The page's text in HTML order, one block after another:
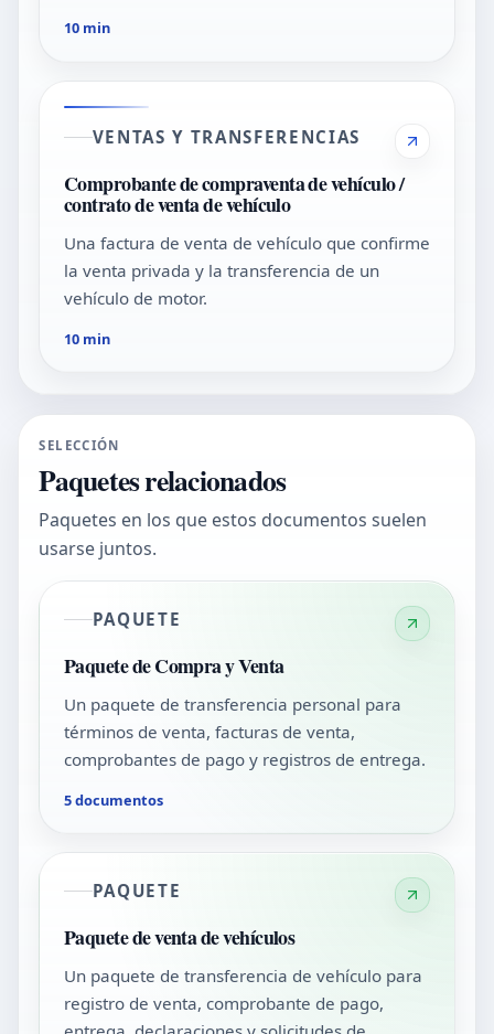
10 min
VENTAS Y TRANSFERENCIAS
Comprobante de compraventa de vehículo /
contrato de venta de vehículo
Una factura de venta de vehículo que confirme
la venta privada y la transferencia de un
vehículo de motor.
10 min
SELECCIÓN
Paquetes relacionados
Paquetes en los que estos documentos suelen
usarse juntos.
PAQUETE
Paquete de Compra y Venta
Un paquete de transferencia personal para
términos de venta, facturas de venta,
comprobantes de pago y registros de entrega.
5 documentos
PAQUETE
Paquete de venta de vehículos
Un paquete de transferencia de vehículo para
registro de venta, comprobante de pago,